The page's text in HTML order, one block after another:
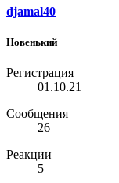
djamal40
Новенький
Регистрация
01.10.21
Сообщения
26
Реакции
5